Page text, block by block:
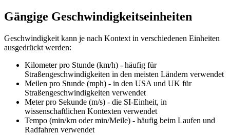
Gängige Geschwindigkeitseinheiten
Geschwindigkeit kann je nach Kontext in verschiedenen Einheiten
ausgedrückt werden:
Kilometer pro Stunde (km/h) - häufig für
Straßengeschwindigkeiten in den meisten Ländern verwendet
Meilen pro Stunde (mph) - in den USA und UK für
Straßengeschwindigkeiten verwendet
Meter pro Sekunde (m/s) - die SI-Einheit, in
wissenschaftlichen Kontexten verwendet
Tempo (min/km oder min/Meile) - häufig beim Laufen und
Radfahren verwendet